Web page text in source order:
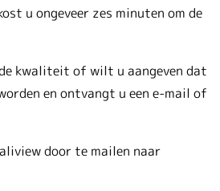
u ongeveer zes minuten om de
kwaliteit of wilt u aangeven dat
en ontvangt u een e-mail of
door te mailen naar